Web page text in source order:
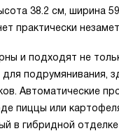
38.2 см, ширина
практически
и подходят не
подрумянивания,
Автоматические
пиццы или
в гибридной